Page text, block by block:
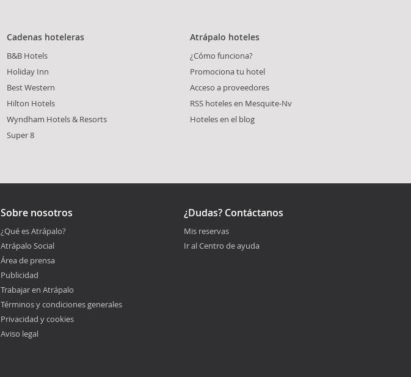
Cadenas hoteleras
B&B Hotels
Holiday Inn
Best Western
Hilton Hotels
Wyndham Hotels & Resorts
Super 8
Atrápalo hoteles
¿Cómo funciona?
Promociona tu hotel
Acceso a proveedores
RSS hoteles en Mesquite-Nv
Hoteles en el blog
Sobre nosotros
¿Qué es Atrápalo?
Atrápalo Social
Área de prensa
Publicidad
Trabajar en Atrápalo
Términos y condiciones generales
Privacidad y cookies
Aviso legal
¿Dudas? Contáctanos
Mis reservas
Ir al Centro de ayuda